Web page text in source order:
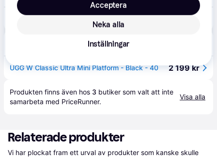
UGG W Classic Ultra Mini Platform - Black - 40 2 199 kr
Produkten finns även hos 3 butiker som valt att inte
samarbeta med PriceRunner.
Visa alla
Relaterade produkter
Vi har plockat fram ett urval av produkter som kanske skulle
Neka alla
Acceptera
Inställningar